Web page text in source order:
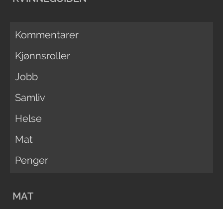
Kommentarer
Kjønnsroller
Jobb
Samliv
Helse
Mat
Penger
MAT